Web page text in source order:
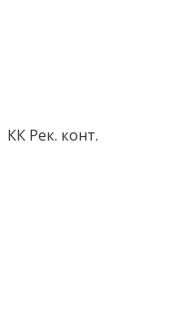
КК Рек. конт.